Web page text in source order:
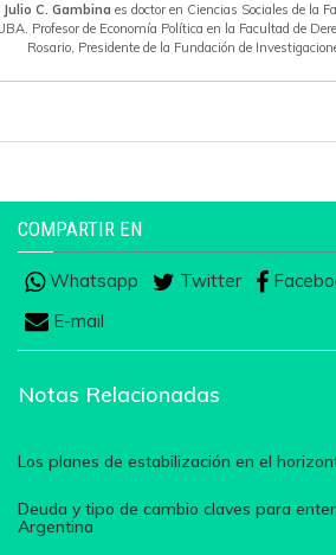
Julio C. Gambina es doctor en Ciencias Sociales de la
Profesor de Economía Política en la Facultad de
Rosario, Presidente de la Fundación de
COMPARTIR EN
Whatsapp Twitter
E-mail
Notas Relacionadas
Los planes de estabilización en el
Deuda y tipo de cambio claves para
Argentina